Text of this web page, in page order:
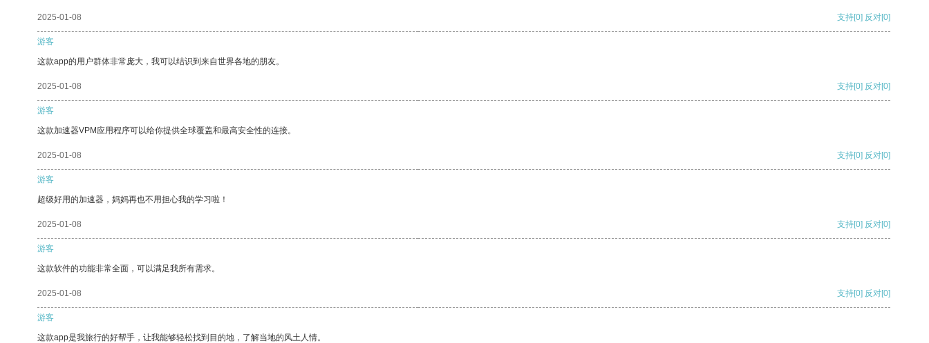
2025-01-08 支持[0] 反对[0]
游客
这款app的用户群体非常庞大，我可以结识到来自世界各地的朋友。
2025-01-08 支持[0] 反对[0]
游客
这款加速器VPM应用程序可以给你提供全球覆盖和最高安全性的连接。
2025-01-08 支持[0] 反对[0]
游客
超级好用的加速器，妈妈再也不用担心我的学习啦！
2025-01-08 支持[0] 反对[0]
游客
这款软件的功能非常全面，可以满足我所有需求。
2025-01-08 支持[0] 反对[0]
游客
这款app是我旅行的好帮手，让我能够轻松找到目的地，了解当地的风土人情。